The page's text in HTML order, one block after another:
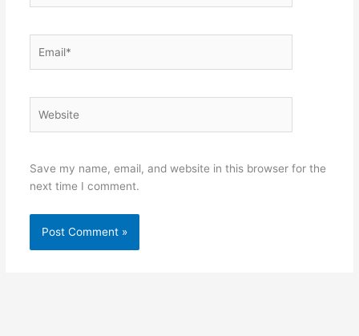
Save my name, email, and website in this browser for the
next time I comment.